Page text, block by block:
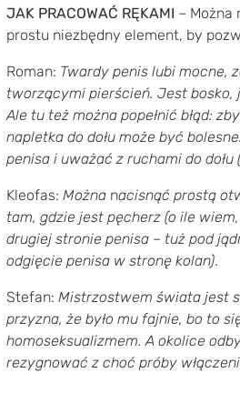
JAK PRACOWAĆ RĘKAMI – Można
prostu niezbędny element, by
Roman: Twardy penis lubi mocne,
tworzącymi pierścień. Jest bosko,
Ale tu też można popełnić błąd:
napletka do dołu może być
penisa i uważać z ruchami do
Kleofas: Można nacisnąć prostą
tam, gdzie jest pęcherz (o ile
drugiej stronie penisa – tuż pod
odgięcie penisa w stronę kolan).
Stefan: Mistrzostwem świata jest
przyzna, że było mu fajnie, bo to
homoseksualizmem. A okolice
rezygnować z choć próby